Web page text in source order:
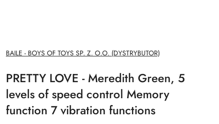
NAZWA
PRODUCENTA:
BAILE - BOYS OF TOYS SP. Z. O.O. (DYSTRYBUTOR)
PRETTY LOVE - Meredith Green, 5
levels of speed control Memory
function 7 vibration functions